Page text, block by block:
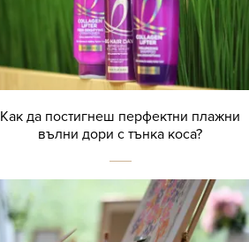
Как да постигнеш перфектни плажни
вълни дори с тънка коса?